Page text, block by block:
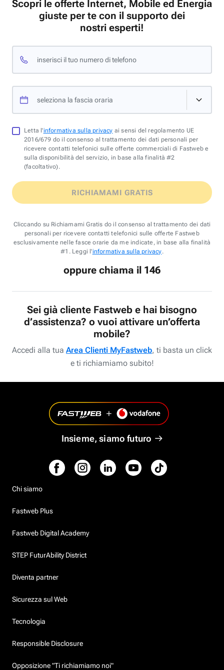
Scopri le offerte Internet, Mobile ed Energia
giuste per te con il supporto dei
nostri esperti!
inserisci il tuo numero di telefono
seleziona la fascia oraria
Letta l'informativa sulla privacy ai sensi del regolamento UE
2016/679 do il consenso al trattamento dei dati personali per
ricevere contatti telefonici sulle offerte commerciali di Fastweb e
sulla disponibilità del servizio, in base alla finalità #2
(facoltativo).
RICHIAMAMI GRATIS
Cliccando su Richiamami Gratis do il consenso al trattamento dei dati
personali per ricevere contatti telefonici sulle offerte Fastweb
esclusivamente nelle fasce orarie da me indicate, in base alla finalità
#1. Leggi l'informativa sulla privacy.
oppure chiama il 146
Sei già cliente Fastweb e hai bisogno
d’assistenza? o vuoi attivare un’offerta
mobile?
Accedi alla tua Area Clienti MyFastweb, ti basta un click
e ti richiamiamo subito!
Insieme, siamo futuro
Chi siamo
Fastweb Plus
Fastweb Digital Academy
STEP FuturAbility District
Diventa partner
Sicurezza sul Web
Tecnologia
Responsible Disclosure
Opposizione "Ti richiamiamo noi"